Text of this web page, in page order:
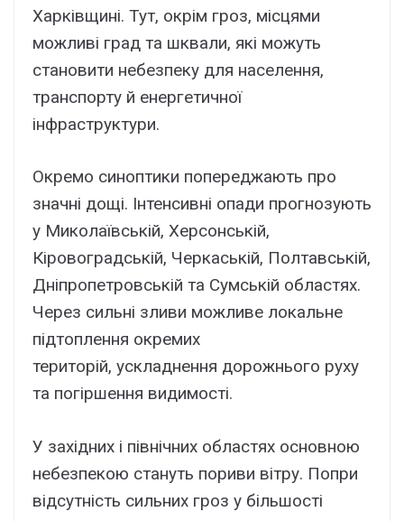
Харківщині. Тут, окрім гроз, місцями
можливі град та шквали, які можуть
становити небезпеку для населення,
транспорту й енергетичної
інфраструктури.
Окремо синоптики попереджають про
значні дощі. Інтенсивні опади прогнозують
у Миколаївській, Херсонській,
Кіровоградській, Черкаській, Полтавській,
Дніпропетровській та Сумській областях.
Через сильні зливи можливе локальне
підтоплення окремих
територій, ускладнення дорожнього руху
та погіршення видимості.
У західних і північних областях основною
небезпекою стануть пориви вітру. Попри
відсутність сильних гроз у більшості